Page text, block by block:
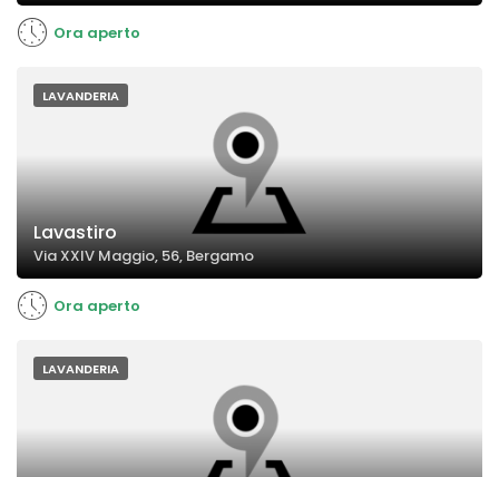
Ora aperto
LAVANDERIA
Lavastiro
Via XXIV Maggio, 56, Bergamo
Ora aperto
LAVANDERIA